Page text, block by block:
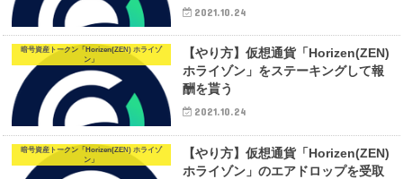
2021.10.24
暗号資産トークン「Horizen(ZEN) ホライゾ
ン」
【やり方】仮想通貨「Horizen(ZEN)
ホライゾン」をステーキングして報
酬を貰う
2021.10.24
暗号資産トークン「Horizen(ZEN) ホライゾ
ン」
【やり方】仮想通貨「Horizen(ZEN)
ホライゾン」のエアドロップを受取